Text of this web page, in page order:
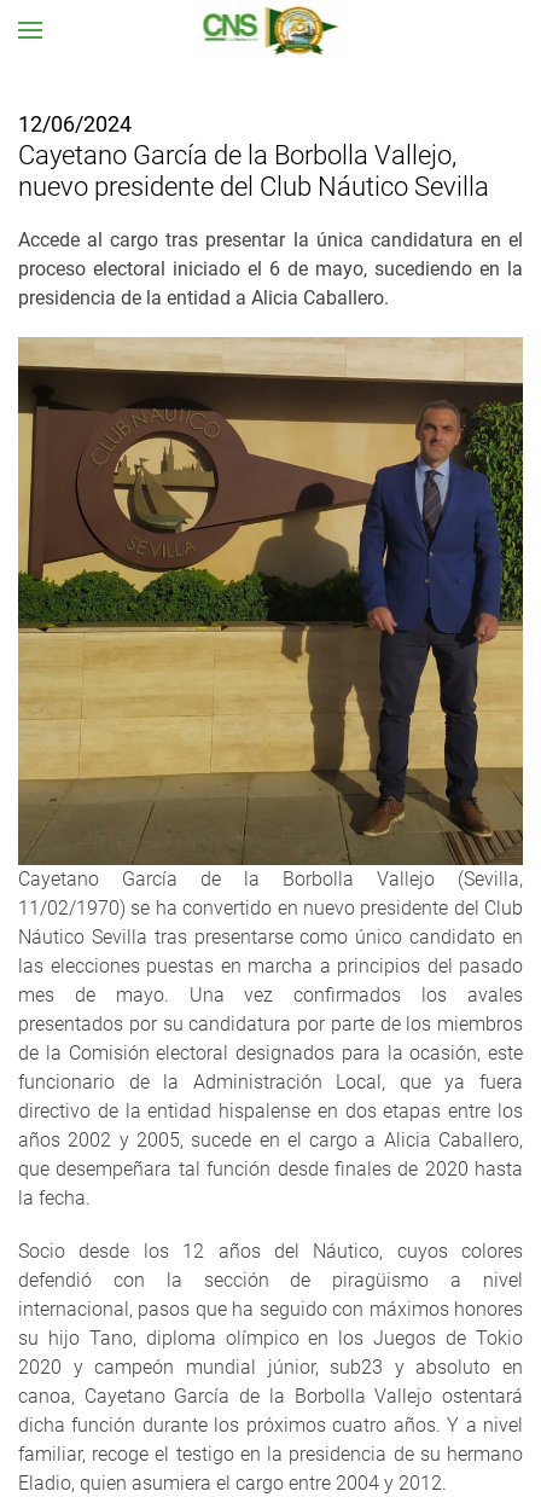
12/06/2024
Cayetano García de la Borbolla Vallejo,
nuevo presidente del Club Náutico Sevilla
Accede al cargo tras presentar la única candidatura en el
proceso electoral iniciado el 6 de mayo, sucediendo en la
presidencia de la entidad a Alicia Caballero.
Cayetano García de la Borbolla Vallejo (Sevilla,
11/02/1970) se ha convertido en nuevo presidente del Club
Náutico Sevilla tras presentarse como único candidato en
las elecciones puestas en marcha a principios del pasado
mes de mayo. Una vez confirmados los avales
presentados por su candidatura por parte de los miembros
de la Comisión electoral designados para la ocasión, este
funcionario de la Administración Local, que ya fuera
directivo de la entidad hispalense en dos etapas entre los
años 2002 y 2005, sucede en el cargo a Alicia Caballero,
que desempeñara tal función desde finales de 2020 hasta
la fecha.
Socio desde los 12 años del Náutico, cuyos colores
defendió con la sección de piragüismo a nivel
internacional, pasos que ha seguido con máximos honores
su hijo Tano, diploma olímpico en los Juegos de Tokio
2020 y campeón mundial júnior, sub23 y absoluto en
canoa, Cayetano García de la Borbolla Vallejo ostentará
dicha función durante los próximos cuatro años. Y a nivel
familiar, recoge el testigo en la presidencia de su hermano
Eladio, quien asumiera el cargo entre 2004 y 2012.